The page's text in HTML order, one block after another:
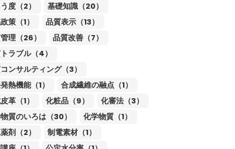
度（2）
基礎知識（20）
策（1）
品質表示（13）
理（26）
品質改善（7）
ラブル（4）
ンサルティング（3）
熱機能（1）
合成繊維の融点（1）
革（1）
化粧品（9）
化審法（3）
質のいろは（30）
化学物質（1）
剤（2）
制電素材（1）